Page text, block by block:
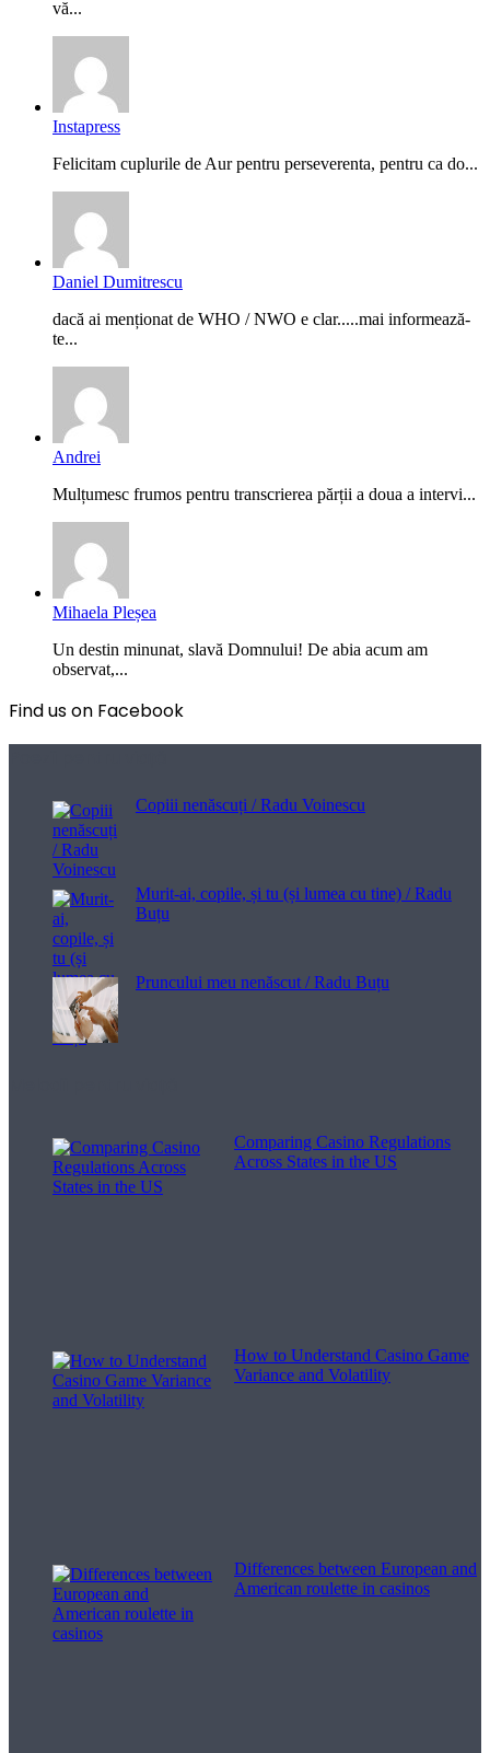
vă...
Instapress
Felicitam cuplurile de Aur pentru perseverenta, pentru ca do...
Daniel Dumitrescu
dacă ai menționat de WHO / NWO e clar.....mai informează-
te...
Andrei
Mulțumesc frumos pentru transcrierea părții a doua a intervi...
Mihaela Pleșea
Un destin minunat, slavă Domnului! De abia acum am
observat,...
Find us on Facebook
Copiii nenăscuți / Radu Voinescu
Murit-ai, copile, și tu (și lumea cu tine) / Radu
Buțu
Pruncului meu nenăscut / Radu Buțu
Comparing Casino Regulations
Across States in the US
How to Understand Casino Game
Variance and Volatility
Differences between European and
American roulette in casinos